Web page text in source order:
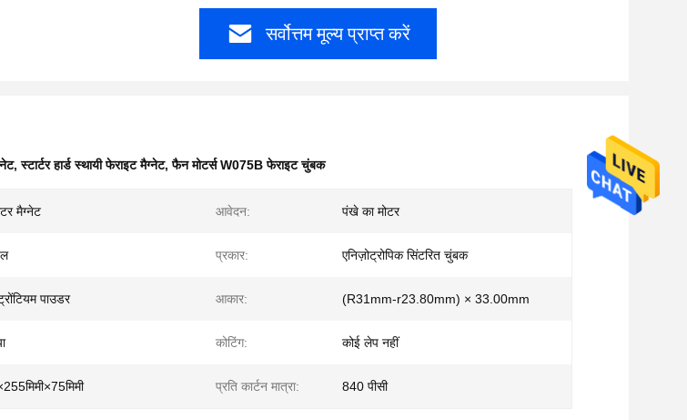
सर्वोत्तम मूल्य प्राप्त करें
,स्टार्टर हार्ड स्थायी फेराइट मैग्नेट,फैन मोटर्स W075B फेराइट चुंबक
मैग्नेट आवेदन: पंखे का मोटर
प्रकार: एनिज़ोट्रोपिक सिंटरित चुंबक
पाउडर आकार: (R31mm-r23.80mm) × 33.00mm
कोटिंग: कोई लेप नहीं
प्रति कार्टन मात्रा: 840 पीसी